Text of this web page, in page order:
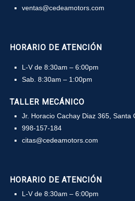
ventas@cedeamotors.com
HORARIO DE ATENCIÓN
L-V de 8:30am – 6:00pm
Sab. 8:30am – 1:00pm
TALLER MECÁNICO
Jr. Horacio Cachay Diaz 365, Santa
998-157-184
citas@cedeamotors.com
HORARIO DE ATENCIÓN
L-V de 8:30am – 6:00pm